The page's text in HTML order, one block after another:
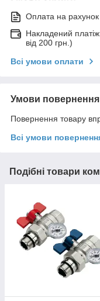
Оплата на рахунок
Накладений платіж
від 200 грн.)
Всі умови оплати
Умови повернення
Повернення товару
Всі умови
Подібні товари